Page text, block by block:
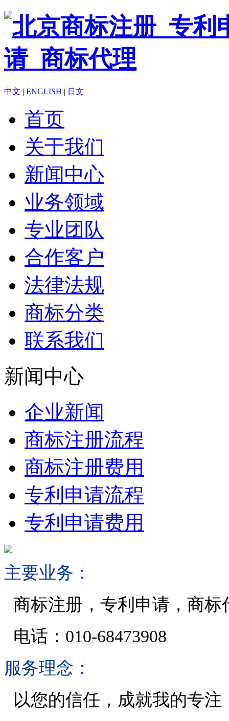
中文 | ENGLISH | 日文
首页
关于我们
新闻中心
业务领域
专业团队
合作客户
法律法规
商标分类
联系我们
新闻中心
企业新闻
商标注册流程
商标注册费用
专利申请流程
专利申请费用
主要业务：
商标注册，专利申请，商标
电话：010-68473908
服务理念：
以您的信任，成就我的专注